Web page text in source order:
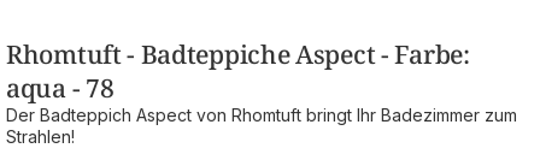
Rhomtuft - Badteppiche Aspect - Farbe:
aqua - 78
Der Badteppich Aspect von Rhomtuft bringt Ihr Badezimmer zum
Strahlen!